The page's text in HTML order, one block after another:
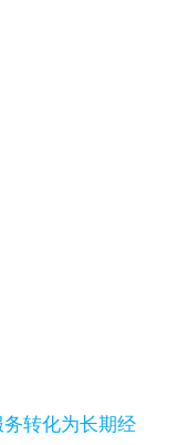
转化为长期经